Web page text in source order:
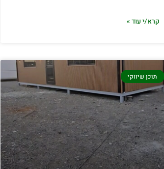
קרא/י עוד »
תוכן שיווקי